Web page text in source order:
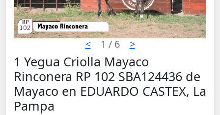
< 1 / 6 >
1 Yegua Criolla Mayaco
Rinconera RP 102 SBA124436 de
Mayaco en EDUARDO CASTEX, La
Pampa